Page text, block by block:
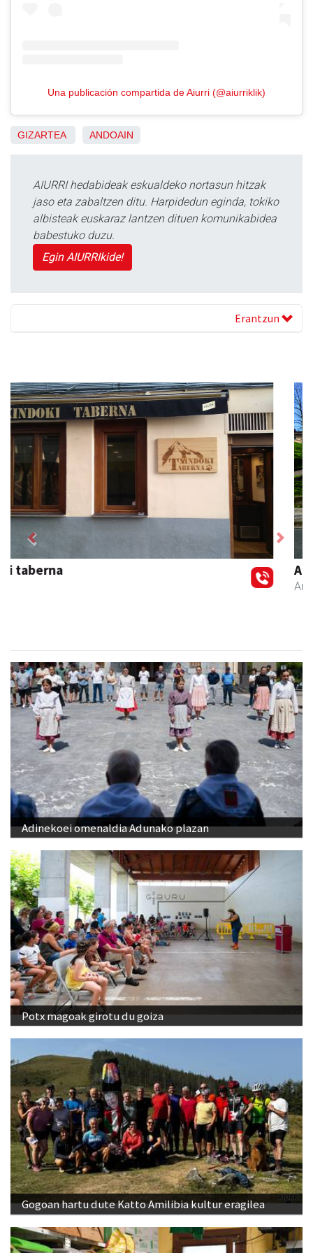
Una publicación compartida de Aiurri (@aiurriklik)
GIZARTEA ANDOAIN
AIURRI hedabideak eskualdeko nortasun hitzak
jaso eta zabaltzen ditu. Harpidedun eginda, tokiko
albisteak euskaraz lantzen dituen komunikabidea
babestuko duzu.
Egin AIURRIkide!
Erantzun
Aita Larramendi Ikastola
Previous Next
Adinekoei omenaldia Adunako plazan
Potx magoak girotu du goiza
Gogoan hartu dute Katto Amilibia kultur eragilea